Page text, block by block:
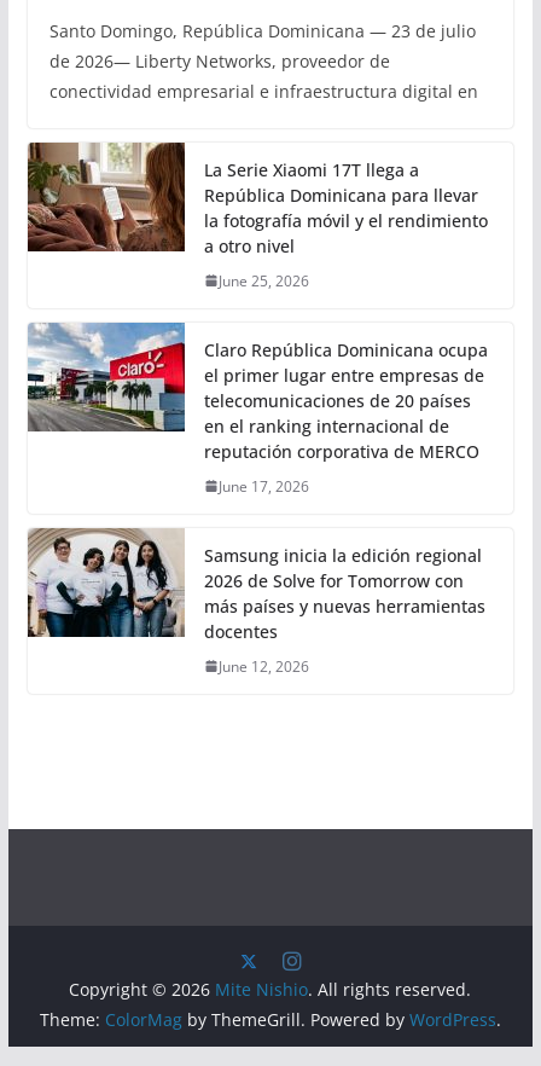
Santo Domingo, República Dominicana — 23 de julio
de 2026— Liberty Networks, proveedor de
conectividad empresarial e infraestructura digital en
La Serie Xiaomi 17T llega a
República Dominicana para llevar
la fotografía móvil y el rendimiento
a otro nivel
June 25, 2026
Claro República Dominicana ocupa
el primer lugar entre empresas de
telecomunicaciones de 20 países
en el ranking internacional de
reputación corporativa de MERCO
June 17, 2026
Samsung inicia la edición regional
2026 de Solve for Tomorrow con
más países y nuevas herramientas
docentes
June 12, 2026
Copyright © 2026 Mite Nishio. All rights reserved.
Theme: ColorMagby ThemeGrill. Powered by WordPress.